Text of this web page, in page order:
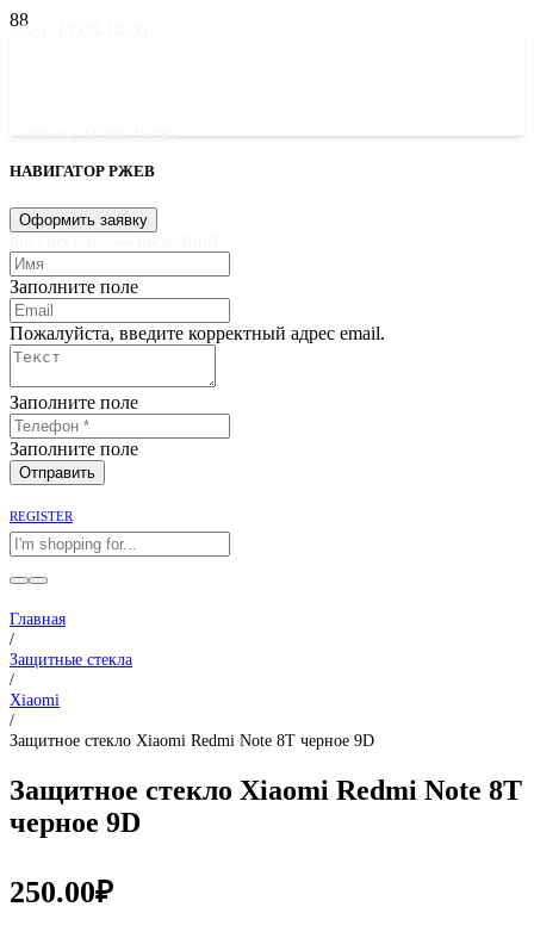
обед: 13.00-14.00
суббота: 10.00-15.00
НАВИГАТОР РЖЕВ
Оформить заявку
Заполните поле
Пожалуйста, введите корректный адрес email.
Заполните поле
Заполните поле
Отправить
REGISTER
Главная
/
Защитные стекла
/
Xiaomi
/
Защитное стекло Xiaomi Redmi Note 8T черное 9D
Защитное стекло Xiaomi Redmi Note 8T
черное 9D
250.00₽